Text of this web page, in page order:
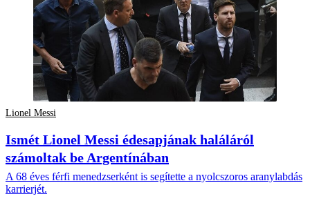
Lionel Messi
Ismét Lionel Messi édesapjának haláláról
számoltak be Argentínában
A 68 éves férfi menedzserként is segítette a nyolcszoros aranylabdás
karrierjét.